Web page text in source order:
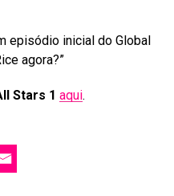
episódio inicial do Global
agora?”
Stars 1 aqui.